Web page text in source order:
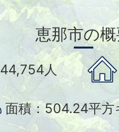
恵那市の
44,754人
面積： 504.24平方